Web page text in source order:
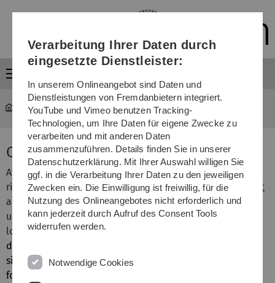
Direkt
Direkt
Direkt
(Sprache,
Drucken,
Media)
Direkt
Direkt
MOGADOC ... Compound User-Defined Format
Compound User-Defined Format
After clicking the user-defined format icon (4th from the
right) in the window with the display of asingle document
an extra window will be opened. The display fields in the
upper box can be transferred in appropriate order to the
lower box by clicking the
downwards [1]. After clicking the
single documents is rearranged according to the new
format.
Verarbeitung Ihrer Daten durch
eingesetzte Dienstleister:
In unserem Onlineangebot sind Daten und
Dienstleistungen von Fremdanbietern integriert.
YouTube und Vimeo benutzen Tracking-
Technologien, um Ihre Daten für eigene Zwecke zu
verarbeiten und mit anderen Daten
zusammenzuführen. Details finden Sie in unserer
Datenschutzerklärung. Mit Ihrer Auswahl willigen Sie
ggf. in die Verarbeitung Ihrer Daten zu den jeweiligen
Zwecken ein. Die Einwilligung ist freiwillig, für die
Nutzung des Onlineangebotes nicht erforderlich und
kann jederzeit durch Aufruf des Consent Tools
widerrufen werden.
Notwendige Cookies